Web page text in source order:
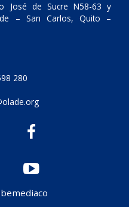
José de Sucre N58-63 y
– San Carlos, Quito –
280